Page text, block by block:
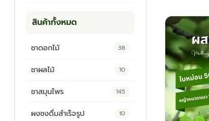
สินค้าทั้งหมด
ชาดอกไม้ 38
ชาผลไม้ 10
ชาสมุนไพร 145
ผงชงดื่มสำเร็จรูป 10